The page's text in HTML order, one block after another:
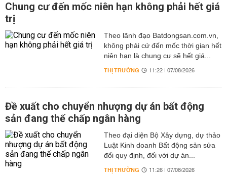
Chung cư đến mốc niên hạn không phải hết giá
trị
Theo lãnh đạo Batdongsan.com.vn,
không phải cứ đến mốc thời gian hết
niên hạn là chung cư sẽ hết giá...
THỊ TRƯỜNG 11:22 | 07/08/2026
Đề xuất cho chuyển nhượng dự án bất động
sản đang thế chấp ngân hàng
Theo đại diện Bộ Xây dựng, dự thảo
Luật Kinh doanh Bất động sản sửa
đổi quy định, đối với dự án...
THỊ TRƯỜNG 11:26 | 07/08/2026